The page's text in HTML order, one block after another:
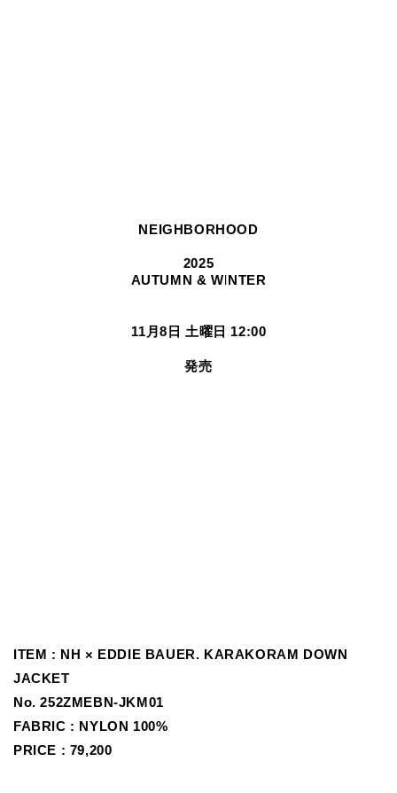
NEIGHBORHOOD
2025
AUTUMN & WINTER
11月8日 土曜日 12:00
発売
ITEM : NH × EDDIE BAUER. KARAKORAM DOWN
JACKET
No.252ZMEBN-JKM01
FABRIC : NYLON 100%
PRICE : 79,200